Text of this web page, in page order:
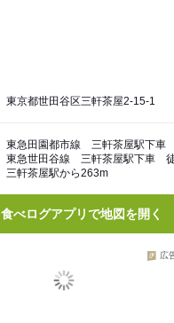
東京都世田谷区三軒茶屋2-15-1
東急田園都市線 三軒茶屋駅下車
東急世田谷線 三軒茶屋駅下車
三軒茶屋駅から263m
食べログアプリで地図を開く
広